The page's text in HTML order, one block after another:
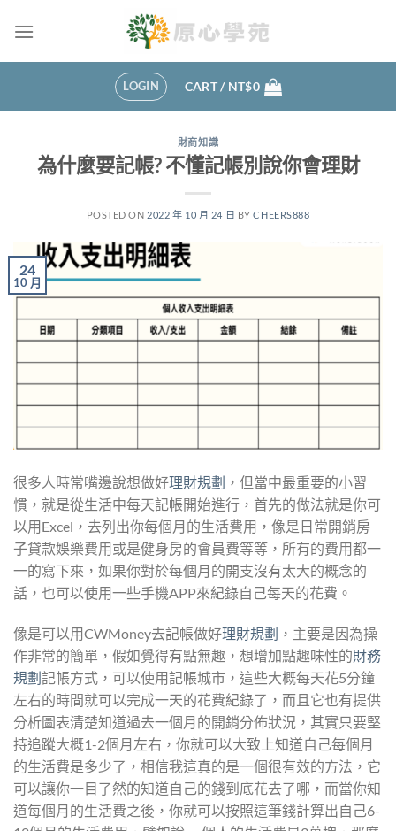
LOGIN CART / NT$0
財商知識
為什麼要記帳? 不懂記帳別說你會理財
POSTED ON 2022 年 10 月 24 日 BYCHEERS888
24
10 月
很多人時常嘴邊說想做好理財規劃 ，但當中最重要的小習
慣，就是從生活中每天記帳開始進行，首先的做法就是你可
以用Excel，去列出你每個月的生活費用，像是日常開銷房
子貸款娛樂費用或是健身房的會員費等等，所有的費用都一
一的寫下來，如果你對於每個月的開支沒有太大的概念的
話，也可以使用一些手機APP來紀錄自己每天的花費。
像是可以用CWMoney去記帳做好理財規劃 ，主要是因為操
作非常的簡單，假如覺得有點無趣，想增加點趣味性的財務
規劃記帳方式，可以使用記帳城市，這些大概每天花5分鐘
左右的時間就可以完成一天的花費紀錄了，而且它也有提供
分析圖表清楚知道過去一個月的開銷分佈狀況，其實只要堅
持追蹤大概1-2個月左右，你就可以大致上知道自己每個月
的生活費是多少了，相信我這真的是一個很有效的方法，它
可以讓你一目了然的知道自己的錢到底花去了哪，而當你知
道每個月的生活費之後，你就可以按照這筆錢計算出自己6-